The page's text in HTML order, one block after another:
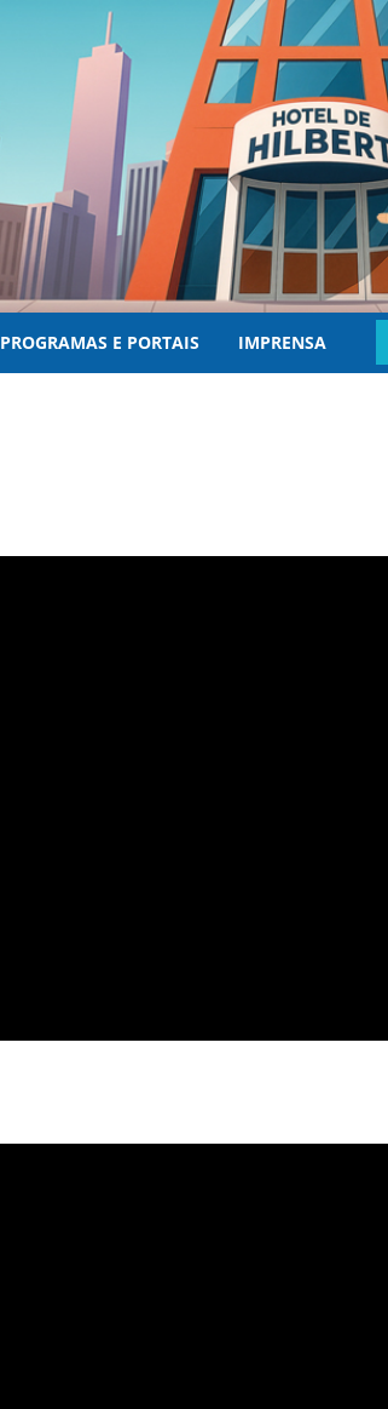
PROGRAMAS E PORTAIS IMPRENSA